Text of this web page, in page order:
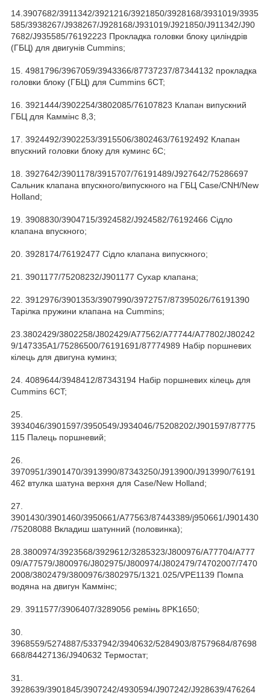
14.3907682/3911342/3921216/3921850/3928168/3931019/3935
585/3938267/J938267/J928168/J931019/J921850/J911342/J90
7682/J935585/76192223 Прокладка головки блоку циліндрів
(ГБЦ) для двигунів Cummins;
15. 4981796/3967059/3943366/87737237/87344132 прокладка
головки блоку (ГБЦ) для Cummins 6CT;
16. 3921444/3902254/3802085/76107823 Клапан випускний
ГБЦ для Каммінс 8,3;
17. 3924492/3902253/3915506/3802463/76192492 Клапан
впускний головки блоку для куминс 6C;
18. 3927642/3901178/3915707/76191489/J927642/75286697
Сальник клапана впускного/випускного на ГБЦ Case/CNH/New
Holland;
19. 3908830/3904715/3924582/J924582/76192466 Сідло
клапана впускного;
20. 3928174/76192477 Сідло клапана випускного;
21. 3901177/75208232/J901177 Сухар клапана;
22. 3912976/3901353/3907990/3972757/87395026/76191390
Тарілка пружини клапана на Cummins;
23.3802429/3802258/J802429/A77562/A77744/A77802/J80242
9/147335A1/75286500/76191691/87774989 Набір поршневих
кілець для двигуна куминз;
24. 4089644/3948412/87343194 Набір поршневих кілець для
Cummins 6CT;
25.
3934046/3901597/3950549/J934046/75208202/J901597/87775
115 Палець поршневий;
26.
3970951/3901470/3913990/87343250/J913900/J913990/76191
462 втулка шатуна верхня для Case/New Holland;
27.
3901430/3901460/3950661/A77563/87443389/j950661/J901430
/75208088 Вкладиш шатунний (половинка);
28.3800974/3923568/3929612/3285323/J800976/A77704/A777
09/A77579/J800976/J802975/J800974/J802479/74702007/7470
2008/3802479/3800976/3802975/1321.025/VPE1139 Помпа
водяна на двигун Каммінс;
29. 3911577/3906407/3289056 ремінь 8PK1650;
30.
3968559/5274887/5337942/3940632/5284903/87579684/87698
668/84427136/J940632 Термостат;
31.
3928639/3901845/3907242/4930594/J907242/J928639/476264